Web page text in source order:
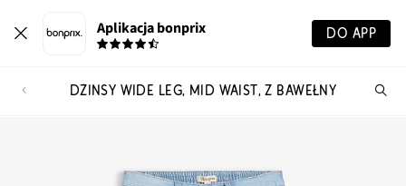
Aplikacja bonprix DO APP
DŻINSY WIDE LEG, MID WAIST, Z BAWEŁNY